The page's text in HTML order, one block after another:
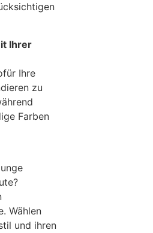
Ihrer
Ihre
zu
Farben
Wählen
und ihren